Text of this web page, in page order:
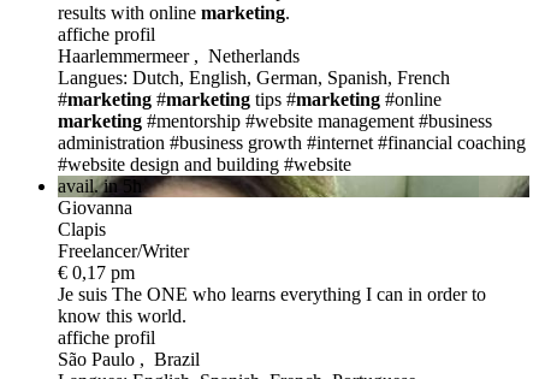
results with online marketing.
affiche profil
Haarlemmermeer , Netherlands
Langues: Dutch, English, German, Spanish, French
#marketing #marketing tips #marketing #online
marketing #mentorship #website management #business
administration #business growth #internet #financial coaching
#website design and building #website
avail. in 5h
Giovanna
Clapis
Freelancer/Writer
€ 0,17 pm
Je suis The ONE who learns everything I can in order to
know this world.
affiche profil
São Paulo , Brazil